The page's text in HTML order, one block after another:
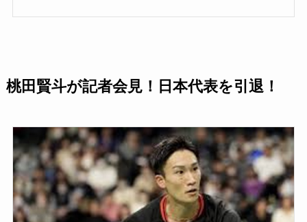
桃田賢斗が記者会見！日本代表を引退！